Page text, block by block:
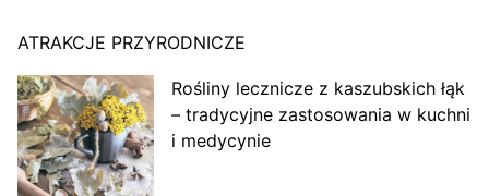
ATRAKCJE PRZYRODNICZE
Rośliny lecznicze z kaszubskich łąk
– tradycyjne zastosowania w kuchni
i medycynie